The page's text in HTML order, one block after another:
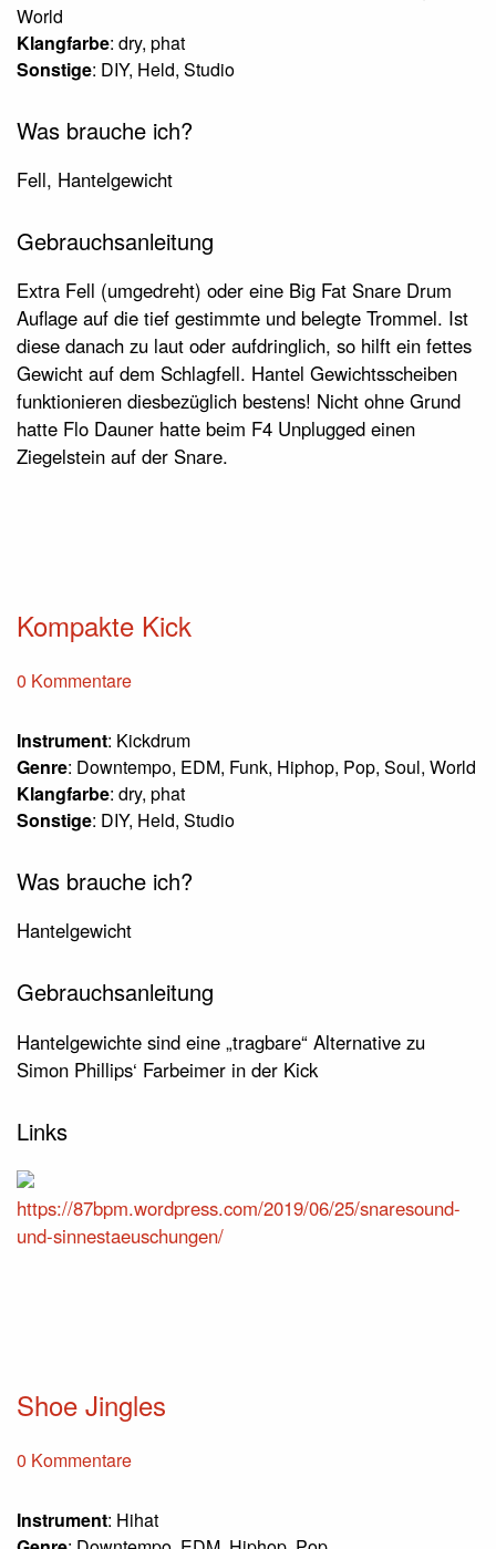
World
Klangfarbe: dry, phat
Sonstige: DIY, Held, Studio
Was brauche ich?
Fell, Hantelgewicht
Gebrauchsanleitung
Extra Fell (umgedreht) oder eine Big Fat Snare Drum
Auflage auf die tief gestimmte und belegte Trommel. Ist
diese danach zu laut oder aufdringlich, so hilft ein fettes
Gewicht auf dem Schlagfell. Hantel Gewichtsscheiben
funktionieren diesbezüglich bestens! Nicht ohne Grund
hatte Flo Dauner hatte beim F4 Unplugged einen
Ziegelstein auf der Snare.
Kompakte Kick
0 Kommentare
Instrument: Kickdrum
Genre: Downtempo, EDM, Funk, Hiphop, Pop, Soul, World
Klangfarbe: dry, phat
Sonstige: DIY, Held, Studio
Was brauche ich?
Hantelgewicht
Gebrauchsanleitung
Hantelgewichte sind eine „tragbare“ Alternative zu
Simon Phillips‘ Farbeimer in der Kick
Links
https://87bpm.wordpress.com/2019/06/25/snaresound-
und-sinnestaeuschungen/
Shoe Jingles
0 Kommentare
Instrument: Hihat